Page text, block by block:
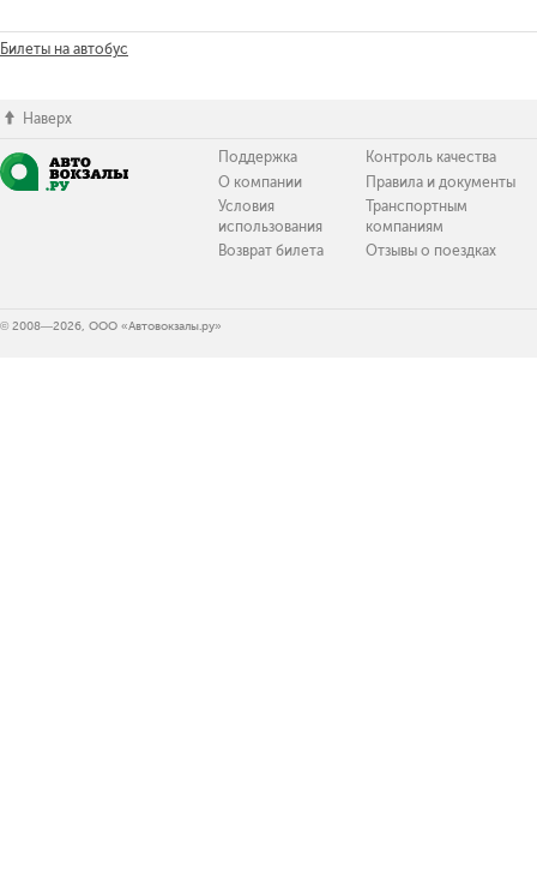
Билеты на автобус
Наверх
Поддержка
О компании
Условия
использования
Возврат билета
Контроль качества
Правила и документы
Транспортным
компаниям
Отзывы о поездках
© 2008—2026, ООО «Автовокзалы.ру»